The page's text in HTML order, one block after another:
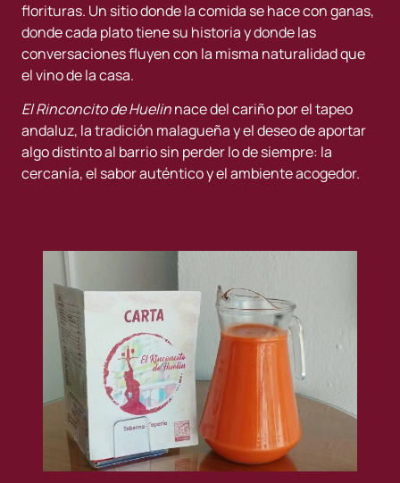
florituras. Un sitio donde la comida se hace con ganas,
donde cada plato tiene su historia y donde las
conversaciones fluyen con la misma naturalidad que
el vino de la casa.
El Rinconcito de Huelinnace del cariño por el tapeo
andaluz, la tradición malagueña y el deseo de aportar
algo distinto al barrio sin perder lo de siempre: la
cercanía, el sabor auténtico y el ambiente acogedor.